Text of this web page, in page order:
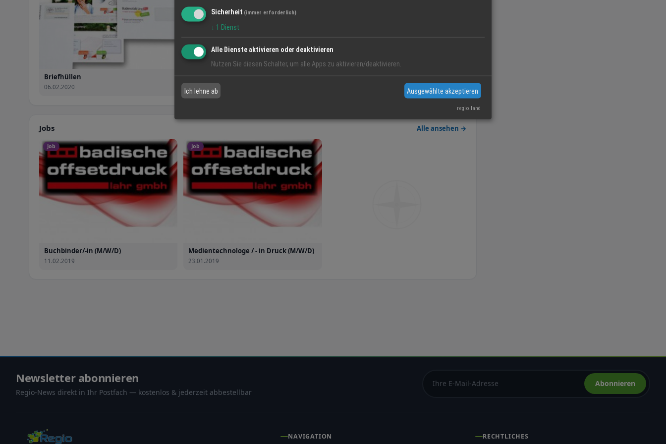
Briefhüllen
06.02.2020
Jobs Alle ansehen →
Job
Buchbinder/-in (M/W/D)
11.02.2019
Job
Medientechnologe / - in Druck (M/W/D)
23.01.2019
Newsletter abonnieren
Regio-News direkt in Ihr Postfach — kostenlos & jederzeit abbestellbar
Abonnieren
NAVIGATION RECHTLICHES
Sicherheit (immer erforderlich)
↓ 1 Dienst
Alle Dienste aktivieren oder deaktivieren
Nutzen Sie diesen Schalter, um alle Apps zu aktivieren/deaktivieren.
Ich lehne ab Ausgewählte akzeptieren
regio.land